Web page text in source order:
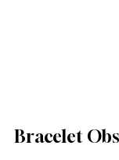
Bracelet